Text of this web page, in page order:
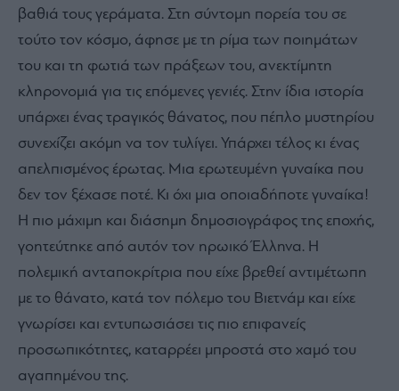
βαθιά τους γεράματα. Στη σύντομη πορεία του σε
τούτο τον κόσμο, άφησε με τη ρίμα των ποιημάτων
του και τη φωτιά των πράξεων του, ανεκτίμητη
κληρονομιά για τις επόμενες γενιές. Στην ίδια ιστορία
υπάρχει ένας τραγικός θάνατος, που πέπλο μυστηρίου
συνεχίζει ακόμη να τον τυλίγει. Υπάρχει τέλος κι ένας
απελπισμένος έρωτας. Μια ερωτευμένη γυναίκα που
δεν τον ξέχασε ποτέ. Κι όχι μια οποιαδήποτε γυναίκα!
Η πιο μάχιμη και διάσημη δημοσιογράφος της εποχής,
γοητεύτηκε από αυτόν τον ηρωικό Έλληνα. Η
πολεμική ανταποκρίτρια που είχε βρεθεί αντιμέτωπη
με το θάνατο, κατά τον πόλεμο του Βιετνάμ και είχε
γνωρίσει και εντυπωσιάσει τις πιο επιφανείς
προσωπικότητες, καταρρέει μπροστά στο χαμό του
αγαπημένου της.